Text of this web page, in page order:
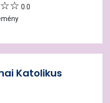
0.0
Katolikus